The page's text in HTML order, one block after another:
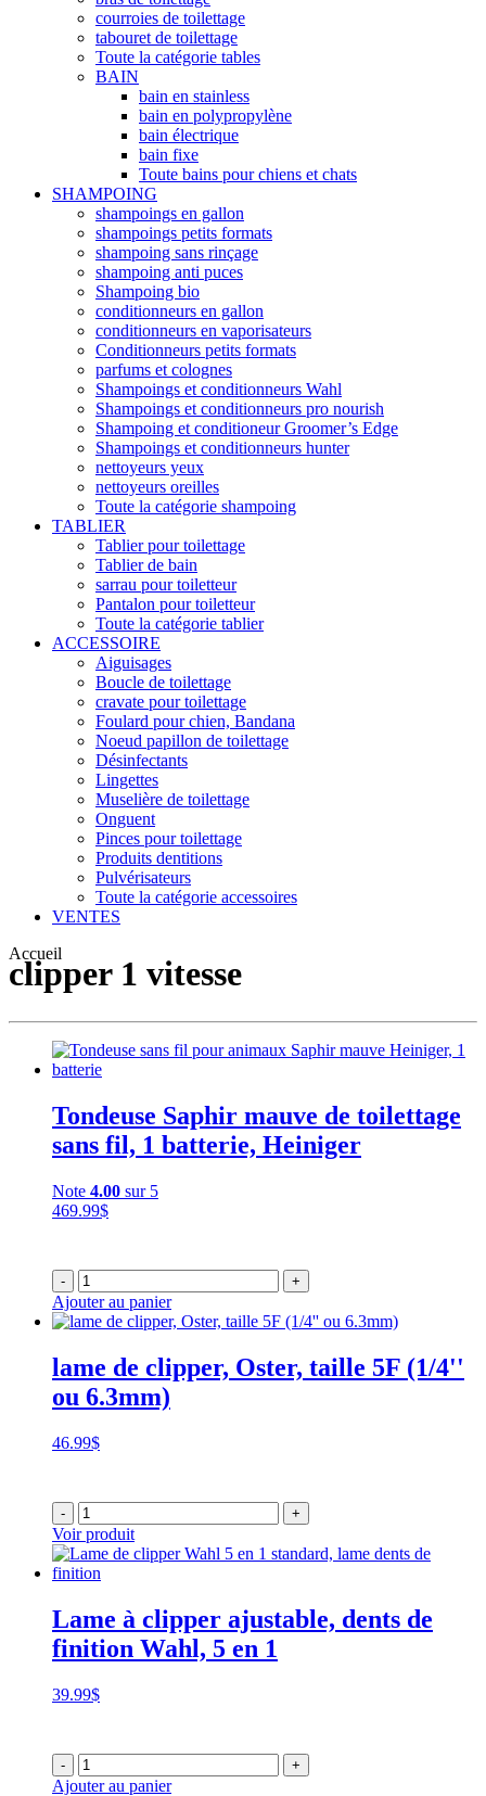
courroies de toilettage
tabouret de toilettage
Toute la catégorie tables
BAIN
bain en stainless
bain en polypropylène
bain électrique
bain fixe
Toute bains pour chiens et chats
SHAMPOING
shampoings en gallon
shampoings petits formats
shampoing sans rinçage
shampoing anti puces
Shampoing bio
conditionneurs en gallon
conditionneurs en vaporisateurs
Conditionneurs petits formats
parfums et colognes
Shampoings et conditionneurs Wahl
Shampoings et conditionneurs pro nourish
Shampoing et conditioneur Groomer’s Edge
Shampoings et conditionneurs hunter
nettoyeurs yeux
nettoyeurs oreilles
Toute la catégorie shampoing
TABLIER
Tablier pour toilettage
Tablier de bain
sarrau pour toiletteur
Pantalon pour toiletteur
Toute la catégorie tablier
ACCESSOIRE
Aiguisages
Boucle de toilettage
cravate pour toilettage
Foulard pour chien, Bandana
Noeud papillon de toilettage
Désinfectants
Lingettes
Muselière de toilettage
Onguent
Pinces pour toilettage
Produits dentitions
Pulvérisateurs
Toute la catégorie accessoires
VENTES
Accueil
clipper 1 vitesse
Tondeuse Saphir mauve de toilettage
sans fil, 1 batterie, Heiniger
Note 4.00 sur 5
469.99$
- +
Ajouter au panier
lame de clipper, Oster, taille 5F (1/4''
ou 6.3mm)
46.99$
- +
Voir produit
Lame à clipper ajustable, dents de
finition Wahl, 5 en 1
39.99$
- +
Ajouter au panier